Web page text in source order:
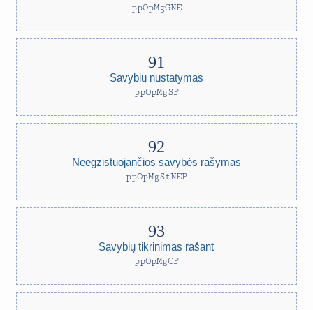
ppOpMgGNE
Savybių nustatymas
ppOpMgSP
Neegzistuojančios savybės rašymas
ppOpMgStNEP
Savybių tikrinimas rašant
ppOpMgCP